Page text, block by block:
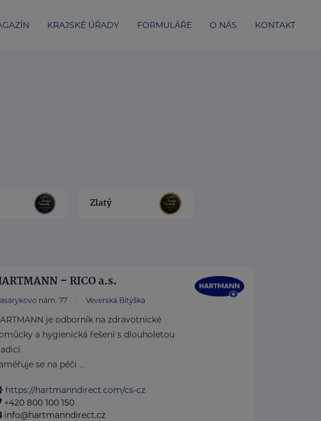
KRAJSKÉ ÚŘADY FORMULÁŘE O NÁS KONTAKT
Zlatý
– RICO a.s.
nám. 77 Veverská Bítýška
je odborník na zdravotnické
a hygienická řešení s dlouholetou
se na péči ...
https://hartmanndirect.com/cs-cz
+420 800 100 150
info@hartmanndirect.cz